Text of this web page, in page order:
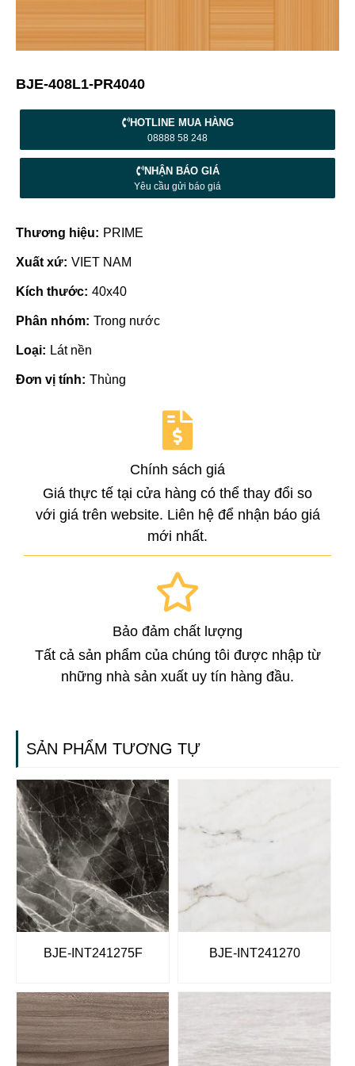
BJE-408L1-PR4040
HOTLINE MUA HÀNG
08888 58 248
NHẬN BÁO GIÁ
Yêu cầu gửi báo giá
Thương hiệu: PRIME
Xuất xứ: VIET NAM
Kích thước: 40x40
Phân nhóm: Trong nước
Loại: Lát nền
Đơn vị tính: Thùng
Chính sách giá
Giá thực tế tại cửa hàng có thể thay đổi so
với giá trên website. Liên hệ để nhận báo giá
mới nhất.
Bảo đảm chất lượng
Tất cả sản phẩm của chúng tôi được nhập từ
những nhà sản xuất uy tín hàng đầu.
SẢN PHẨM TƯƠNG TỰ
BJE-INT241275F BJE-INT241270